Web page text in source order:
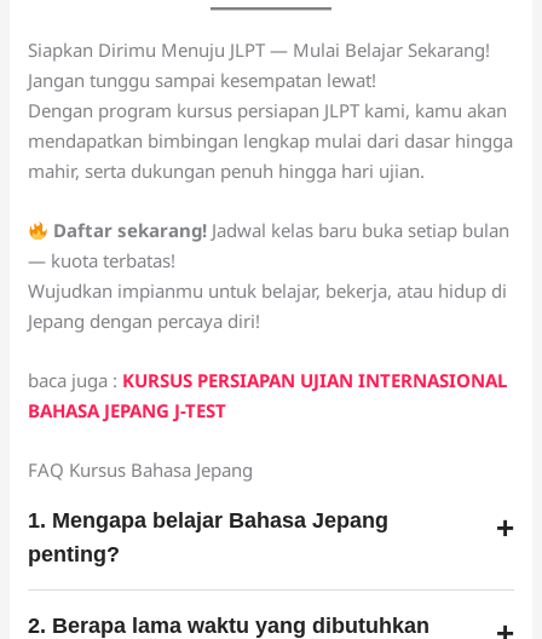
Siapkan Dirimu Menuju JLPT — Mulai Belajar Sekarang!
Jangan tunggu sampai kesempatan lewat!
Dengan program kursus persiapan JLPT kami, kamu akan
mendapatkan bimbingan lengkap mulai dari dasar hingga
mahir, serta dukungan penuh hingga hari ujian.
Daftar sekarang! Jadwal kelas baru buka setiap bulan
— kuota terbatas!
Wujudkan impianmu untuk belajar, bekerja, atau hidup di
Jepang dengan percaya diri!
baca juga : KURSUS PERSIAPAN UJIAN INTERNASIONAL
BAHASA JEPANG J-TEST
FAQ Kursus Bahasa Jepang
1. Mengapa belajar Bahasa Jepang
penting?
2. Berapa lama waktu yang dibutuhkan